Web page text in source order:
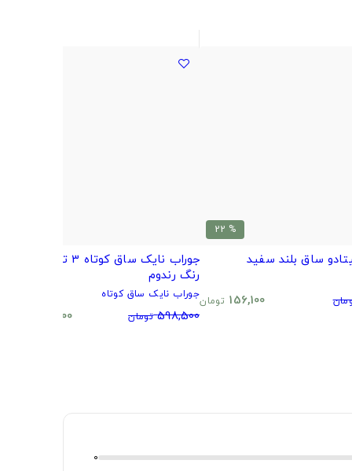
% 22
ساق بلند سفید
156,100 تومان
جوراب نایک ساق کوتاه 3 تایی طرح و
رنگ رندوم
جوراب نایک ساق کوتاه
598,500 تومان 480,500
0